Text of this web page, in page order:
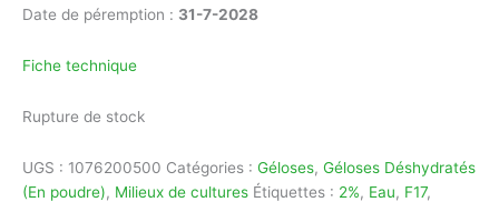
Date de péremption : 31-7-2028
Fiche technique
Rupture de stock
UGS : 1076200500 Catégories : Géloses, Géloses Déshydratés
(En poudre), Milieux de cultures Étiquettes : 2%, Eau, F17,